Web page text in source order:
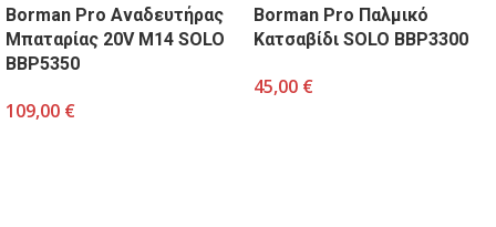
Borman Pro Aναδευτήρας
Μπαταρίας 20V Μ14 SOLO
BBP5350
109,00 €
Borman Pro Παλμικό
Κατσαβίδι SOLO BBP3300
45,00 €